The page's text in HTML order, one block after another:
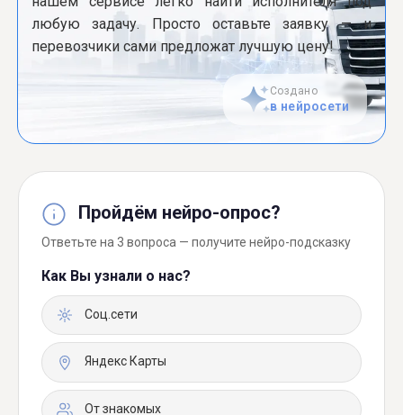
любую задачу. Просто оставьте заявку — и
перевозчики сами предложат лучшую цену!
Создано
в нейросети
Пройдём нейро-опрос?
Ответьте на 3 вопроса — получите нейро-подсказку
Как Вы узнали о нас?
Соц.сети
Яндекс Карты
От знакомых